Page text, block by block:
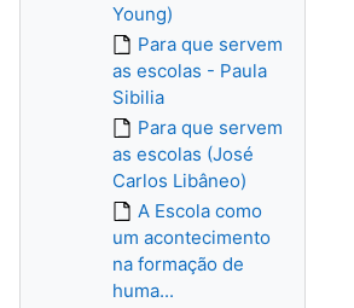
Young)
Para que servem
as escolas - Paula
Sibilia
Para que servem
as escolas (José
Carlos Libâneo)
A Escola como
um acontecimento
na formação de
huma...